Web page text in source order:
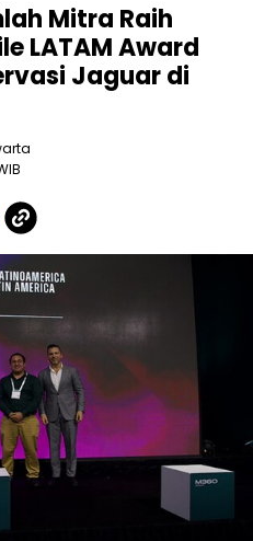
Mitra Raih
LATAM Award
Jaguar di